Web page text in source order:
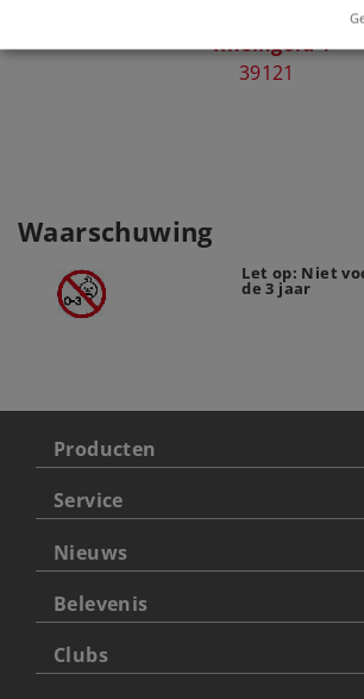
Elektrische locomotief
"Rheingold".
39121
Waarschuwing
Let op: Niet
de 3 jaar
Producten
Service
Nieuws
Belevenis
Clubs